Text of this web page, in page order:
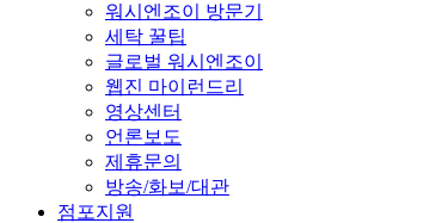
워시엔조이 방문기
세탁 꿀팁
글로벌 워시엔조이
웹진 마이런드리
영상센터
언론보도
제휴문의
방송/화보/대관
점포지원